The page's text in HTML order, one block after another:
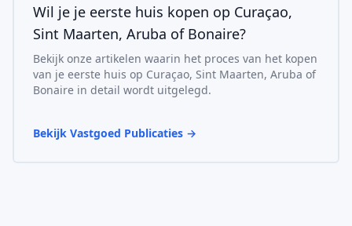
Wil je je eerste huis kopen op Curaçao,
Sint Maarten, Aruba of Bonaire?
Bekijk onze artikelen waarin het proces van het kopen
van je eerste huis op Curaçao, Sint Maarten, Aruba of
Bonaire in detail wordt uitgelegd.
Bekijk Vastgoed Publicaties →